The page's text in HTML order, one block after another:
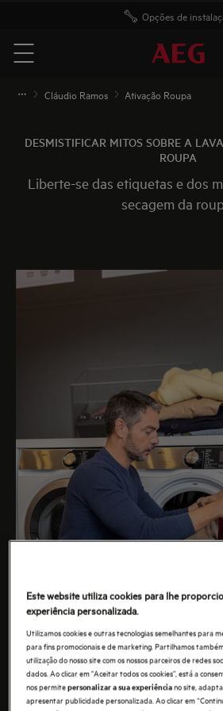
Opções de
Menu
Cláudio Ramos Ativação Roupa
DESMISTIFICAR MITOS SOBRE A
ROUPA
Liberte-se das etiquetas e dos
secagem da
Este website utiliza cookies para lhe
experiência personalizada.
Utilizamos cookies e outras tecnologias semelhantes para
para fins promocionais e de marketing. Partilhamos
utilização do nosso site com os nossos parceiros de redes
dados. Ao clicar em "Aceitar todos os cookies”, está a
nos permitepersonalizar a sua experiênciano site,
apresentar publicidade personalizada. Ao clicar em